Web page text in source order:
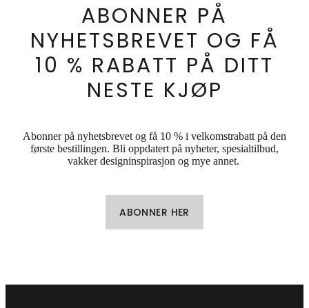
ABONNER PÅ
NYHETSBREVET OG FÅ
10 % RABATT PÅ DITT
NESTE KJØP
Abonner på nyhetsbrevet og få 10 % i velkomstrabatt på den
første bestillingen. Bli oppdatert på nyheter, spesialtilbud,
vakker designinspirasjon og mye annet.
ABONNER HER